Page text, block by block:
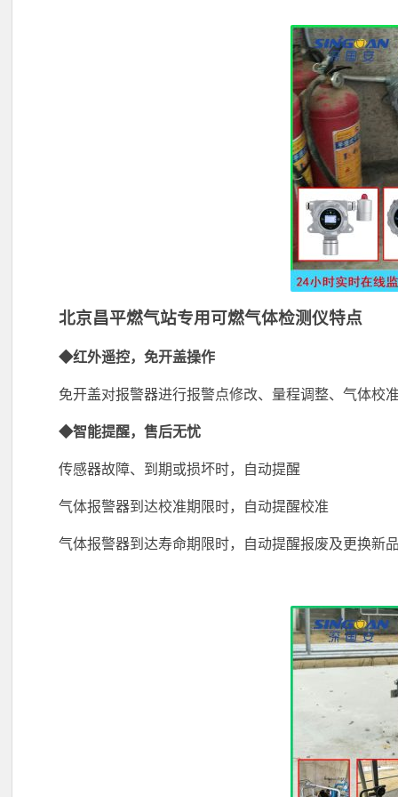
北京昌平燃气站专用可燃气体检测仪特点
◆红外遥控，免开盖操作
免开盖对报警器进行报警点修改、量程调整、气体校
◆智能提醒，售后无忧
传感器故障、到期或损坏时，自动提醒
气体报警器到达校准期限时，自动提醒校准
气体报警器到达寿命期限时，自动提醒报废及更换新